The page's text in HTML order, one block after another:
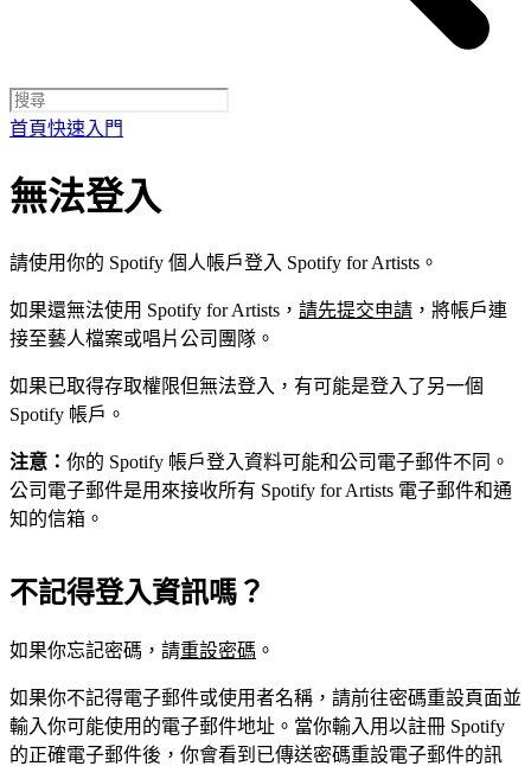
首頁快速入門
無法登入
請使用你的 Spotify 個人帳戶登入 Spotify for Artists。
如果還無法使用 Spotify for Artists， 請先提交申請 ，將帳戶連
接至藝人檔案或唱片公司團隊。
如果已取得存取權限但無法登入，有可能是登入了另一個
Spotify 帳戶。
注意： 你的 Spotify 帳戶登入資料可能和公司電子郵件不同。
公司電子郵件是用來接收所有 Spotify for Artists 電子郵件和通
知的信箱。
不記得登入資訊嗎？
如果你忘記密碼，請重設密碼 。
如果你不記得電子郵件或使用者名稱，請前往密碼重設頁面並
輸入你可能使用的電子郵件地址。當你輸入用以註冊 Spotify
的正確電子郵件後，你會看到已傳送密碼重設電子郵件的訊